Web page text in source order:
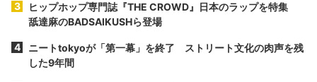
ヒップホップ専門誌『THE CROWD』日本のラップを特集
舐達麻のBADSAIKUSHら登場
ニートtokyoが「第一幕」を終了 ストリート文化の肉声を残
した9年間